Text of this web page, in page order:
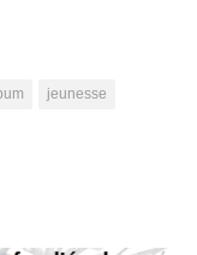
jeunesse